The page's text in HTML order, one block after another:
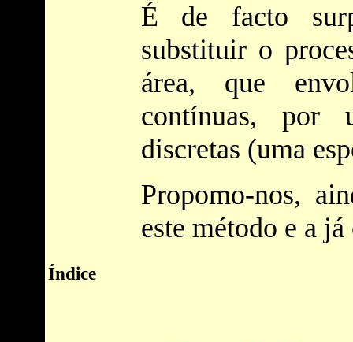
É de facto
substituir o
área, que
contínuas, por
discretas (uma
Propomo-nos,
este método e a
Índice